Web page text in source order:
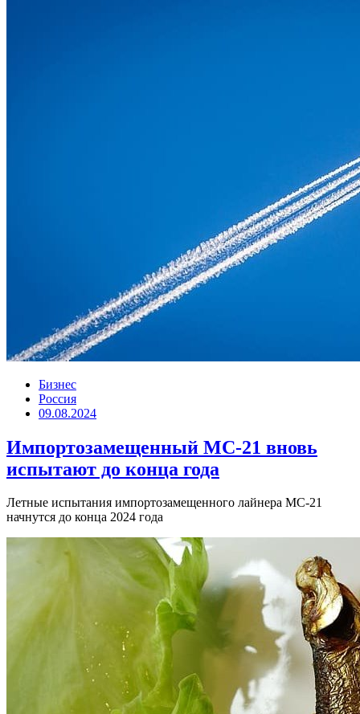
Бизнес
Россия
09.08.2024
Импортозамещенный МС-21 вновь
испытают до конца года
Летные испытания импортозамещенного лайнера МС-21
начнутся до конца 2024 года